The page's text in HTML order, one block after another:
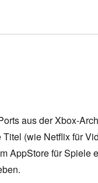
aus der Xbox-
(wie Netflix für
AppStore für Spiele